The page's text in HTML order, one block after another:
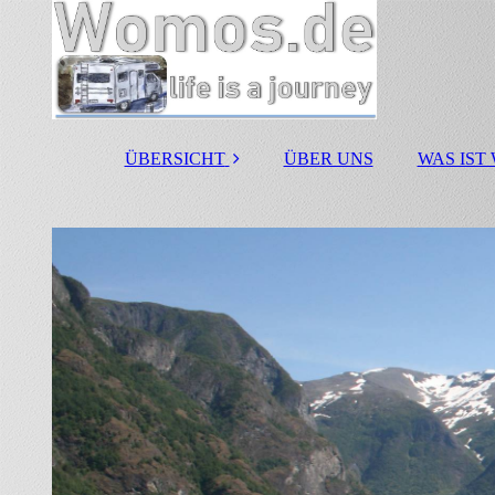
ÜBERSICHT
Campingplätze
Wohnmobil Hersteller
Reisemobilvermietun
g
Reisemobilhändler
ÜBER UNS WAS IST